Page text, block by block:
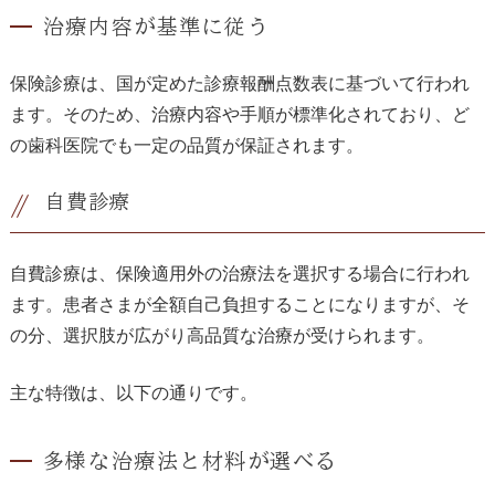
治療内容が基準に従う
保険診療は、国が定めた診療報酬点数表に基づいて行われ
ます。そのため、治療内容や手順が標準化されており、ど
の歯科医院でも一定の品質が保証されます。
自費診療
自費診療は、保険適用外の治療法を選択する場合に行われ
ます。患者さまが全額自己負担することになりますが、そ
の分、選択肢が広がり高品質な治療が受けられます。
主な特徴は、以下の通りです。
多様な治療法と材料が選べる